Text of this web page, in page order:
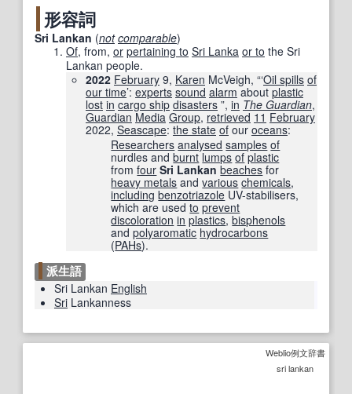
形容詞
Sri Lankan (not comparable)
Of, from, or pertaining to Sri Lanka or to the Sri
Lankan people.
2022 February 9, Karen McVeigh, “‘Oil spills of
our time’: experts sound alarm about plastic
lost in cargo ship disasters ​”, in The Guardian‎,
Guardian Media Group, retrieved 11 February
2022, Seascape: the state of our oceans:
Researchers analysed samples of
nurdles andburnt lumps of plastic
fromfour Sri Lankan beaches for
heavy metals andvarious chemicals,
including benzotriazole UV-stabilisers,
which are usedto prevent
discoloration in plastics,bisphenols
andpolyaromatic hydrocarbons
(PAHs).
派生語
Sri Lankan English
Sri Lankanness
Weblio例文辞書
sri lankan